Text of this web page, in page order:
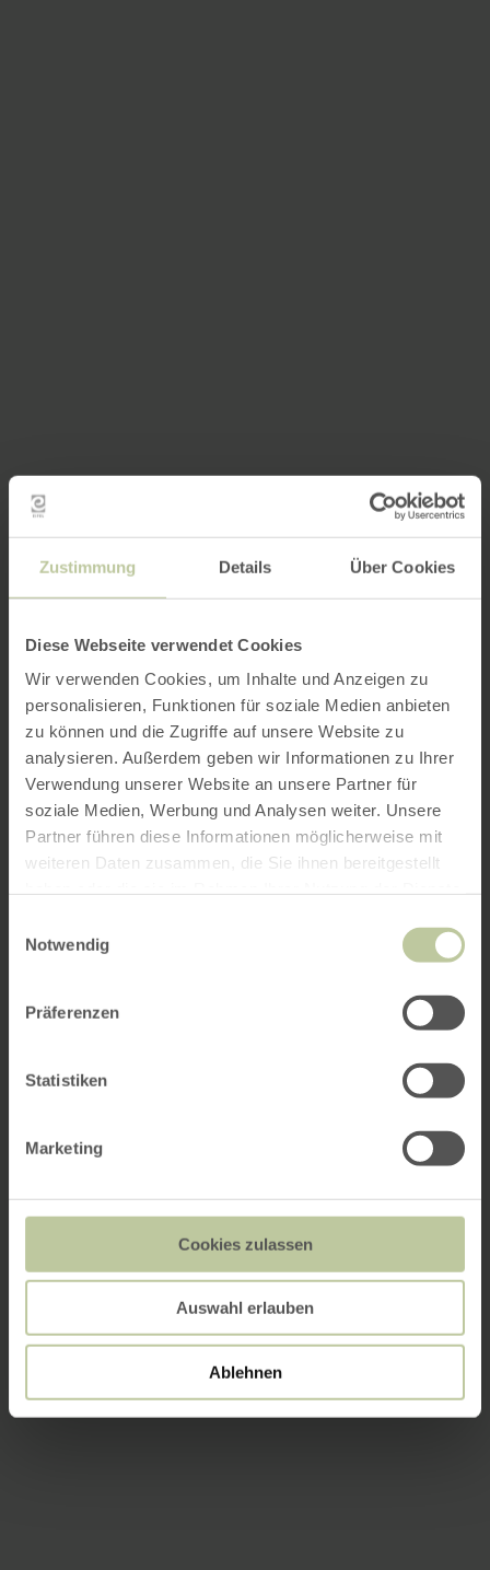
Zustimmung Details Über Cookies
Diese Webseite verwendet Cookies
Wir verwenden Cookies, um Inhalte und Anzeigen zu
personalisieren, Funktionen für soziale Medien anbieten
zu können und die Zugriffe auf unsere Website zu
analysieren. Außerdem geben wir Informationen zu Ihrer
Verwendung unserer Website an unsere Partner für
soziale Medien, Werbung und Analysen weiter. Unsere
Partner führen diese Informationen möglicherweise mit
weiteren Daten zusammen, die Sie ihnen bereitgestellt
Notwendig
Präferenzen
Statistiken
Marketing
Cookies zulassen
Auswahl erlauben
Ablehnen